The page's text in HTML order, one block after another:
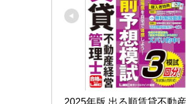
2025年版 出る順賃貸不動